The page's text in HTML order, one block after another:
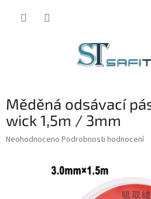
Měděná odsávací
wick 1,5m / 3mm
Průměrné
Neohodnoceno Podrobnosti hodnocení